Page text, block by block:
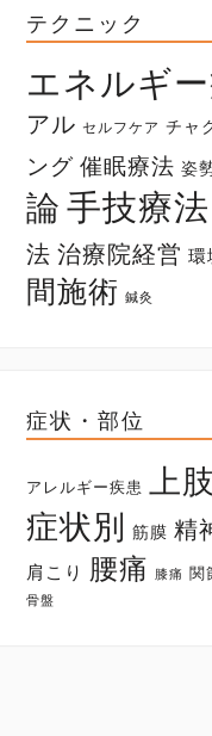
テクニック
エネルギ
アル セルフケア チャ
ング 催眠療法 姿
論 手技療法
法 治療院経営 環
間施術 鍼灸
症状・部位
アレルギー疾患 上肢
症状別 筋膜 精
肩こり 腰痛 膝痛 関
骨盤